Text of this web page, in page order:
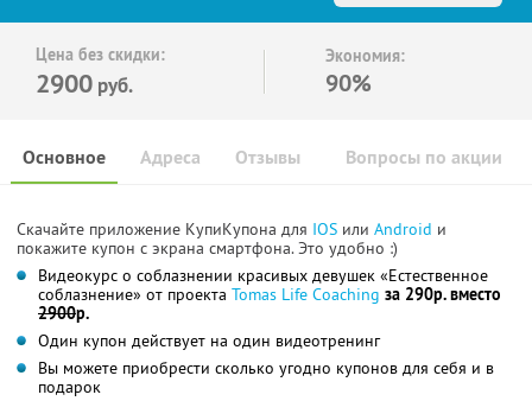
Цена без скидки:
2900 руб.
Экономия:
90%
Основное Отзывы Вопросы по акции
Адреса
Скачайте приложение КупиКупона для IOS или Android и
покажите купон с экрана смартфона. Это удобно :)
Видеокурс о соблазнении красивых девушек «Естественное
соблазнение» от проекта Tomas Life Coaching за 290р. вместо
2900р.
Один купон действует на один видеотренинг
Вы можете приобрести сколько угодно купонов для себя и в
подарок